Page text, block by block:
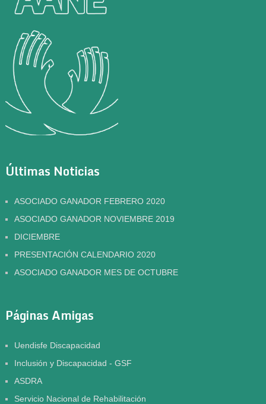
Últimas Noticias
ASOCIADO GANADOR FEBRERO 2020
ASOCIADO GANADOR NOVIEMBRE 2019
DICIEMBRE
PRESENTACIÓN CALENDARIO 2020
ASOCIADO GANADOR MES DE OCTUBRE
Páginas Amigas
Uendisfe Discapacidad
Inclusión y Discapacidad - GSF
ASDRA
Servicio Nacional de Rehabilitación